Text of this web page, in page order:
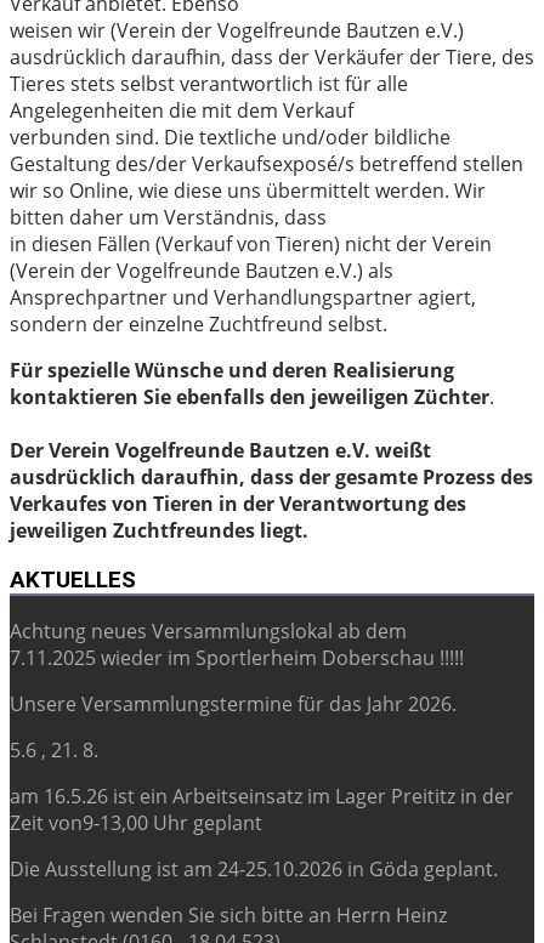
weisen wir (Verein der Vogelfreunde Bautzen e.V.)
ausdrücklich daraufhin, dass der Verkäufer der Tiere, des
Tieres stets selbst verantwortlich ist für alle
Angelegenheiten die mit dem Verkauf
verbunden sind. Die textliche und/oder bildliche
Gestaltung des/der Verkaufsexposé/s betreffend stellen
wir so Online, wie diese uns übermittelt werden. Wir
bitten daher um Verständnis, dass
in diesen Fällen (Verkauf von Tieren) nicht der Verein
(Verein der Vogelfreunde Bautzen e.V.) als
Ansprechpartner und Verhandlungspartner agiert,
sondern der einzelne Zuchtfreund selbst.
Für spezielle Wünsche und deren Realisierung
kontaktieren Sie ebenfalls den jeweiligen Züchter.
Der Verein Vogelfreunde Bautzen e.V. weißt
ausdrücklich daraufhin, dass der gesamte Prozess des
Verkaufes von Tieren in der Verantwortung des
jeweiligen Zuchtfreundes liegt.
AKTUELLES
Achtung neues Versammlungslokal ab dem
7.11.2025 wieder im Sportlerheim Doberschau !!!!!
Unsere Versammlungstermine für das Jahr 2026.
5.6 , 21. 8.
am 16.5.26 ist ein Arbeitseinsatz im Lager Preititz in der
Zeit von9-13,00 Uhr geplant
Die Ausstellung ist am 24-25.10.2026 in Göda geplant.
Bei Fragen wenden Sie sich bitte an Herrn Heinz